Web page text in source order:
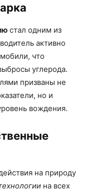
стал одним из
активно
что
углерода.
призваны не
но и
вождения.
на природу
на всех